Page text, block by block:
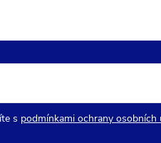
s podmínkami ochrany osobních